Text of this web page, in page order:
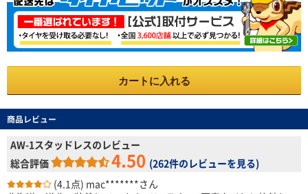
カートに入れる
商品レビュー
AW-1スタッドレスのレビュー
総合評価
4.50 (262件のレビューを見る)
(4.1点) mac*******さん